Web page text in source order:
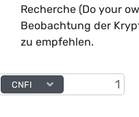
Recherche (Do your
Beobachtung der
zu empfehlen.
CNFI